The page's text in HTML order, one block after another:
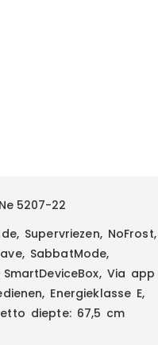
5207-22
Supervriezen, NoFrost,
SabbatMode,
Via app
Energieklasse E,
diepte: 67,5 cm